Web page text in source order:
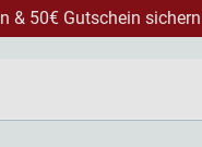
& 50€ Gutschein sichern